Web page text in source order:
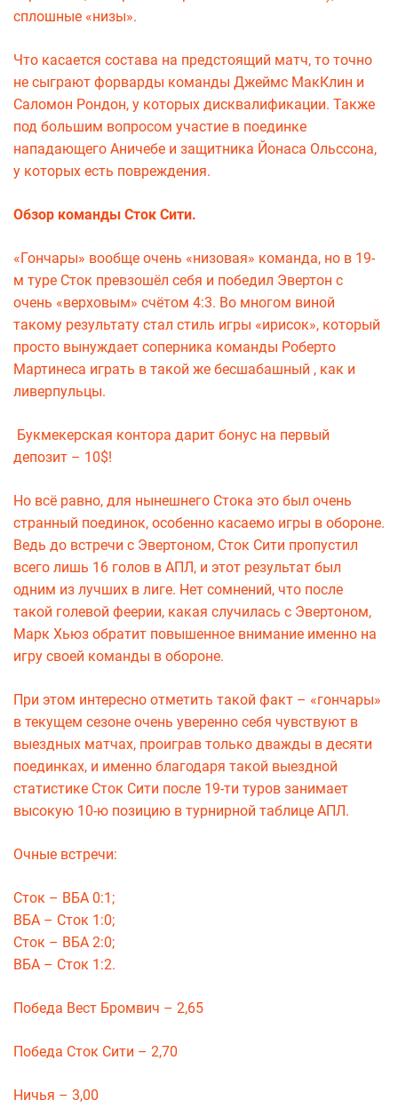
сплошные «низы».
Что касается состава на предстоящий матч, то точно
не сыграют форварды команды Джеймс МакКлин и
Саломон Рондон, у которых дисквалификации. Также
под большим вопросом участие в поединке
нападающего Аничебе и защитника Йонаса Ольссона,
у которых есть повреждения.
Обзор команды Сток Сити.
«Гончары» вообще очень «низовая» команда, но в 19-
м туре Сток превзошёл себя и победил Эвертон с
очень «верховым» счётом 4:3. Во многом виной
такому результату стал стиль игры «ирисок», который
просто вынуждает соперника команды Роберто
Мартинеса играть в такой же бесшабашный , как и
ливерпульцы.
Букмекерская контора дарит бонус на первый
депозит – 10$!
Но всё равно, для нынешнего Стока это был очень
странный поединок, особенно касаемо игры в обороне.
Ведь до встречи с Эвертоном, Сток Сити пропустил
всего лишь 16 голов в АПЛ, и этот результат был
одним из лучших в лиге. Нет сомнений, что после
такой голевой феерии, какая случилась с Эвертоном,
Марк Хьюз обратит повышенное внимание именно на
игру своей команды в обороне.
При этом интересно отметить такой факт – «гончары»
в текущем сезоне очень уверенно себя чувствуют в
выездных матчах, проиграв только дважды в десяти
поединках, и именно благодаря такой выездной
статистике Сток Сити после 19-ти туров занимает
высокую 10-ю позицию в турнирной таблице АПЛ.
Очные встречи:
Сток – ВБА 0:1;
ВБА – Сток 1:0;
Сток – ВБА 2:0;
ВБА – Сток 1:2.
Победа Вест Бромвич – 2,65
Победа Сток Сити – 2,70
Ничья – 3,00